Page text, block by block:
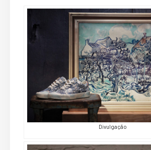
Divulgação